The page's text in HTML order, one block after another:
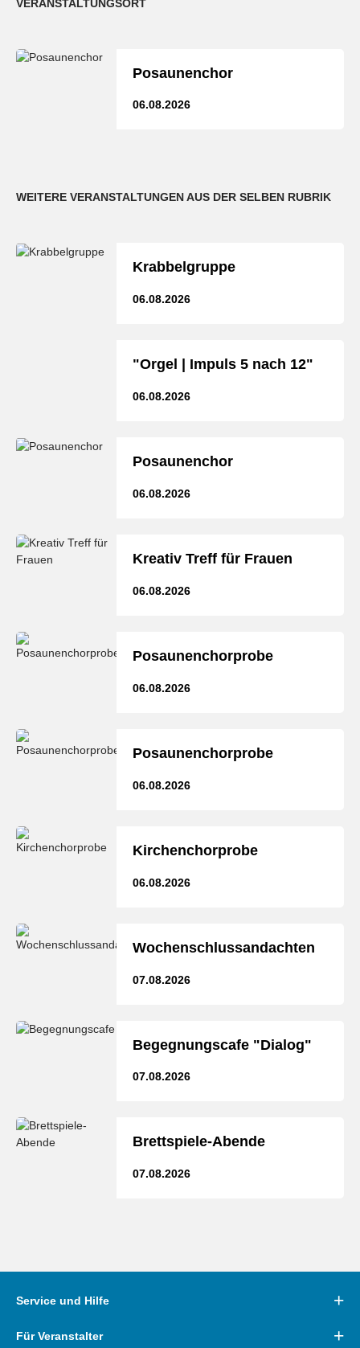
VERANSTALTUNGSORT
Posaunenchor
06.08.2026
WEITERE VERANSTALTUNGEN AUS DER SELBEN RUBRIK
Krabbelgruppe
06.08.2026
"Orgel | Impuls 5 nach 12"
06.08.2026
Posaunenchor
06.08.2026
Kreativ Treff für Frauen
06.08.2026
Posaunenchorprobe
06.08.2026
Posaunenchorprobe
06.08.2026
Kirchenchorprobe
06.08.2026
Wochenschlussandachten
07.08.2026
Begegnungscafe "Dialog"
07.08.2026
Brettspiele-Abende
07.08.2026
Service und Hilfe
Für Veranstalter